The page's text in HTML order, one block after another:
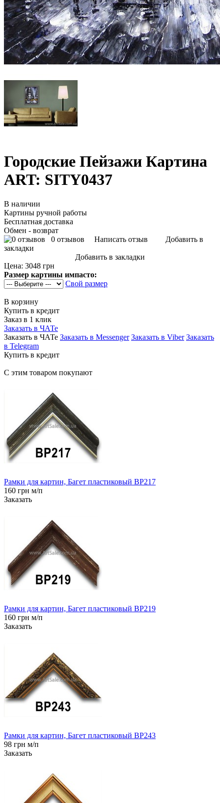
Городские Пейзажи Картина
ART: SITY0437
В наличии
Картины ручной работы
Бесплатная доставка
Обмен - возврат
0 отзывов
Написать отзыв
Добавить в
закладки
Добавить в закладки
Цена: 3048 грн
Размер картины импасто:
Свой размер
В корзину
Купить в кредит
Заказ в 1 клик
Заказать в ЧАТе
Заказать в ЧАТе Заказать в Messenger Заказать в Viber Заказать
в Telegram
Купить в кредит
С этим товаром покупают
Рамки для картин, Багет пластиковый BP217
160 грн м/п
Заказать
Рамки для картин, Багет пластиковый BP219
160 грн м/п
Заказать
Рамки для картин, Багет пластиковый BP243
98 грн м/п
Заказать